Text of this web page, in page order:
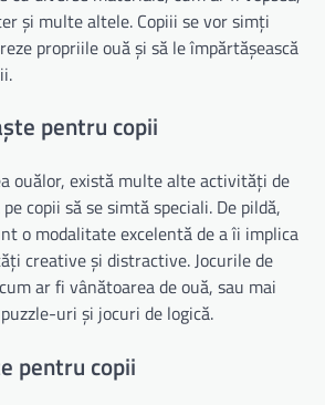
și multe altele. Copiii se vor simți
propriile ouă și să le împărtășească
pentru copii
ouălor, există multe alte activități de
copii să se simtă speciali. De pildă,
o modalitate excelentă de a îi implica
creative și distractive. Jocurile de
ar fi vânătoarea de ouă, sau mai
uri și jocuri de logică.
pentru copii